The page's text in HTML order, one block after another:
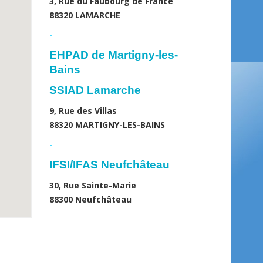
88320 LAMARCHE
-
EHPAD de Martigny-les-
Bains
SSIAD Lamarche
9, Rue des Villas
88320 MARTIGNY-LES-BAINS
-
IFSI/IFAS Neufchâteau
30, Rue Sainte-Marie
88300 Neufchâteau